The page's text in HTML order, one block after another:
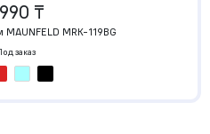
₸
MRK-119BG
заказ